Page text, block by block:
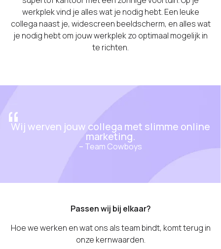
werkplek vind je alles wat je nodig hebt. Een leuke
collega naast je, widescreen beeldscherm, en alles wat
je nodig hebt om jouw werkplek zo optimaal mogelijk in
te richten.
“
Wij werven jouw collega met slimme online
marketing.
– Team Cowboys
Passen wij bij elkaar?
Hoe we werken en wat ons als team bindt, komt terug in
onze kernwaarden.